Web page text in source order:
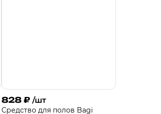
828 ₽ /шт
Средство для полов Bagi